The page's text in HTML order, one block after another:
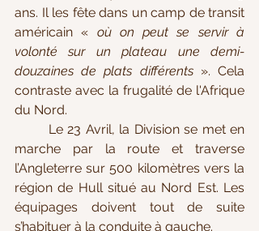
ans. Il les fête dans un camp de transit
américain « où on peut se servir à
volonté sur un plateau une demi-
douzaines de plats différents ». Cela
contraste avec la frugalité de l'Afrique
du Nord.
marche par la route et traverse
l’Angleterre sur 500 kilomètres vers la
région de Hull situé au Nord Est. Les
équipages doivent tout de suite
s’habituer à la conduite à gauche.